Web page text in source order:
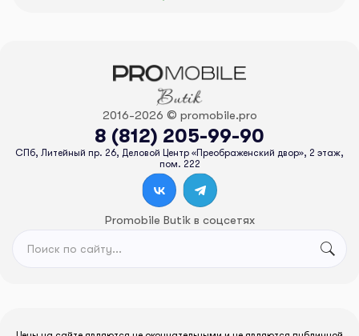
2016-2026 © promobile.pro
8 (812) 205-99-90
СПб, Литейный пр. 26, Деловой Центр «Преображенский двор», 2 этаж,
пом. 222
Promobile Butik в соцсетях